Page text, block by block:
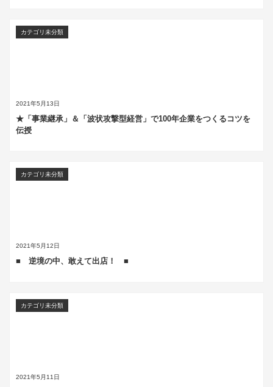
2021年5月13日
カテゴリ未分類
★「事業継承」＆「波状攻撃型経営」で100年企業をつくるコツを
伝授
2021年5月12日
カテゴリ未分類
■ 逆境の中、敢えて出店！ ■
2021年5月11日
カテゴリ未分類